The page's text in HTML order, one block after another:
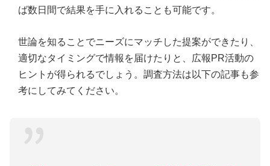
ば数日間で結果を手に入れることも可能です。
世論を知ることでニーズにマッチした提案ができたり、
適切なタイミングで情報を届けたりと、広報PR活動の
ヒントが得られるでしょう。調査方法は以下の記事も参
考にしてみてください。